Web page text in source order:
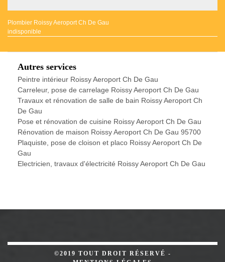
Plombier Roissy Aeroport Ch De Gau
indisponible
Autres services
Peintre intérieur Roissy Aeroport Ch De Gau
Carreleur, pose de carrelage Roissy Aeroport Ch De Gau
Travaux et rénovation de salle de bain Roissy Aeroport Ch
De Gau
Pose et rénovation de cuisine Roissy Aeroport Ch De Gau
Rénovation de maison Roissy Aeroport Ch De Gau 95700
Plaquiste, pose de cloison et placo Roissy Aeroport Ch De
Gau
Electricien, travaux d'électricité Roissy Aeroport Ch De Gau
©2019 TOUT DROIT RÉSERVÉ -